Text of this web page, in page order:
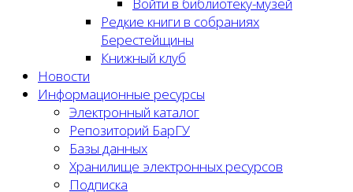
Войти в библиотеку-музей
Редкие книги в собраниях
Берестейщины
Книжный клуб
Новости
Информационные ресурсы
Электронный каталог
Репозиторий БарГУ
Базы данных
Хранилище электронных ресурсов
Подписка